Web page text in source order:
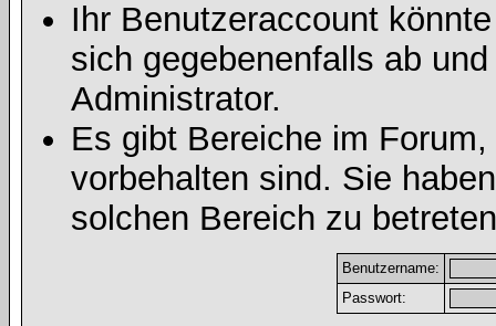
Ihr Benutzeraccount
sich gegebenenfalls ab
Administrator.
Es gibt Bereiche im
vorbehalten sind. Sie
solchen Bereich zu
Benutzername:
Passwort: